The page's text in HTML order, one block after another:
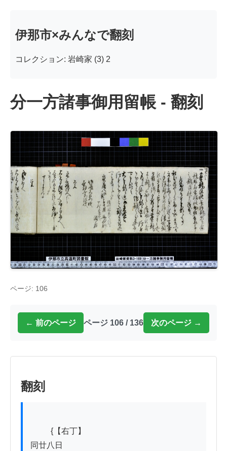
伊那市×みんなで翻刻
コレクション: 岩崎家 (3) 2
分一方諸事御用留帳 - 翻刻
ページ: 106
← 前のページ ページ 106 / 136 次のページ →
翻刻
同廿八日